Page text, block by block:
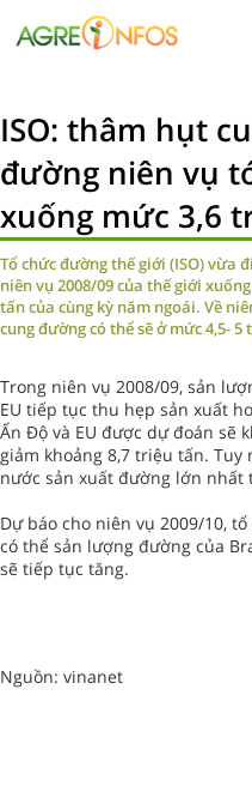
ISO: thâm hụt
đường niên vụ
xuống mức 3,6
Tổ chức đường thế giới (ISO) vừa
niên vụ 2008/09 của thế giới
tấn của cùng kỳ năm ngoái. Về
cung đường có thể sẽ ở mức 4,5- 5
Trong niên vụ 2008/09, sản
EU tiếp tục thu hẹp sản xuất
Ấn Độ và EU được dự đoán sẽ
giảm khoảng 8,7 triệu tấn.
nước sản xuất đường lớn nhất
Dự báo cho niên vụ 2009/10,
có thể sản lượng đường của
sẽ tiếp tục tăng.
Nguồn: vinanet